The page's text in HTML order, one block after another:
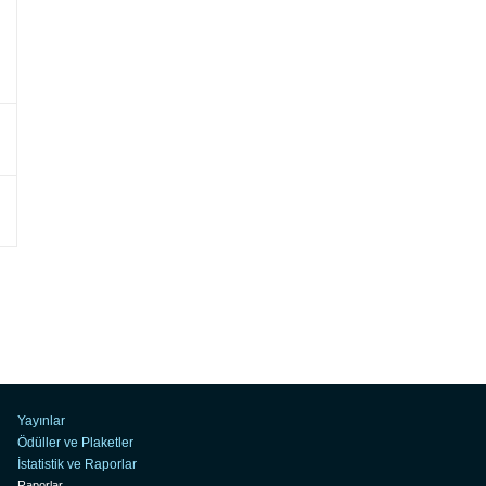
Yayınlar
Ödüller ve Plaketler
İstatistik ve Raporlar